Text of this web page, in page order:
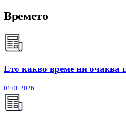
Времето
Ето какво време ни очаква
01.08.2026